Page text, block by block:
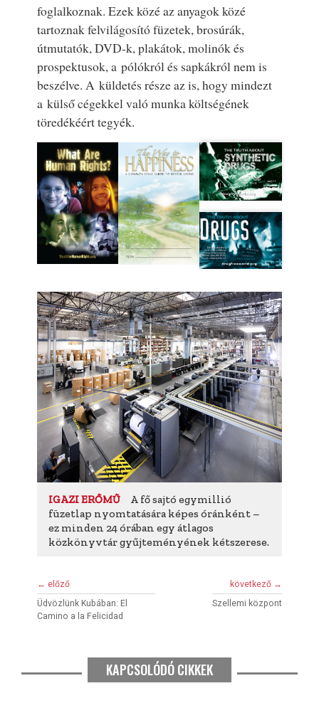
foglalkoznak. Ezek közé az anyagok közé
tartoznak felvilágosító füzetek, brosúrák,
útmutatók, DVD-k, plakátok, molinók és
prospektusok, a pólókról és sapkákról nem is
beszélve. A küldetés része az is, hogy mindezt
a külső cégekkel való munka költségének
töredékéért tegyék.
IGAZI ERŐMŰ
A fő sajtó egymillió
füzetlap nyomtatására képes óránként –
ez minden 24 órában egy átlagos
közkönyvtár gyűjteményének kétszerese.
← előző
Üdvözlünk Kubában: El
Camino a la Felicidad
következő →
Szellemi központ
KAPCSOLÓDÓ CIKKEK